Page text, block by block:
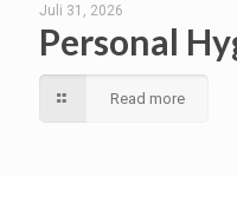
Juli 31, 2026
Personal
Read more